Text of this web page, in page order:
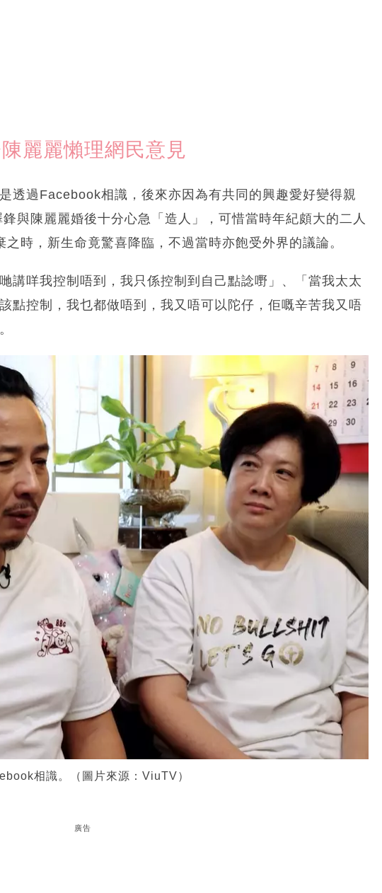
麗麗懶理網民意見
透過Facebook相識，後來亦因為有共同的興趣愛好變得親
與陳麗麗婚後十分心急「造人」，可惜當時年紀頗大的二人
時，新生命竟驚喜降臨，不過當時亦飽受外界的議論。
講咩我控制唔到，我只係控制到自己點諗嘢」、「當我太太
點控制，我乜都做唔到，我又唔可以陀仔，佢嘅辛苦我又唔
相識。（圖片來源：ViuTV）
廣告